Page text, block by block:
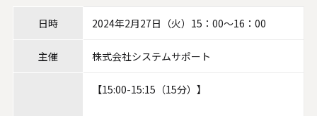
特定個人情報等の適正な取り扱いに関する基本方針
日時 2024年2月27日（火）15：00～16：00
主催 株式会社システムサポート
【15:00-15:15（15分）】